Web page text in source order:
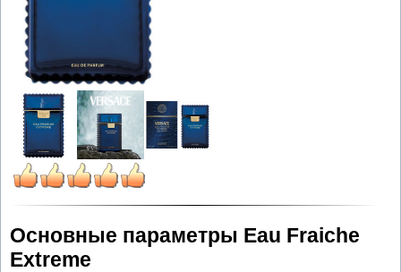
Основные параметры Eau Fraiche
Extreme